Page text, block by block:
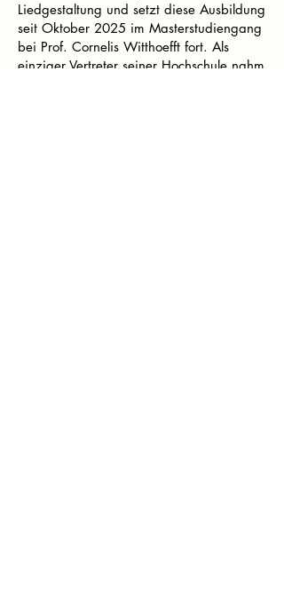
Liedgestaltung und setzt diese Ausbildung
seit Oktober 2025 im Masterstudiengang
bei Prof. Cornelis Witthoefft fort. Als
einziger Vertreter seiner Hochschule nahm